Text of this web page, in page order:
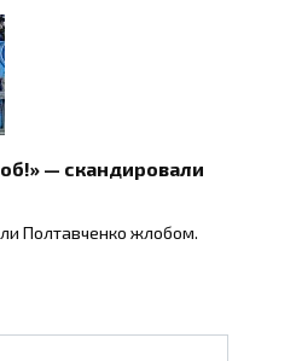
— скандировали
Полтавченко жлобом.